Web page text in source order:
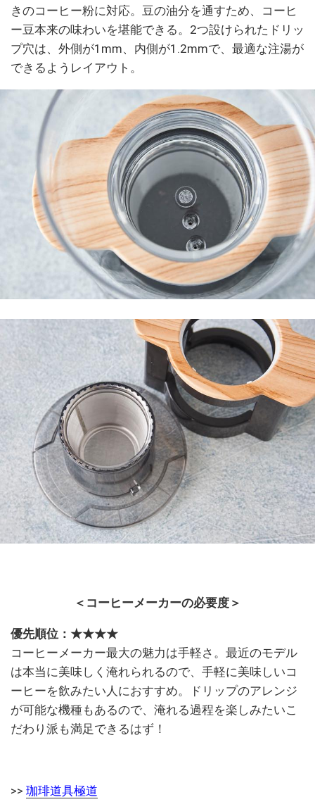
きのコーヒー粉に対応。豆の油分を通すため、コーヒ
ー豆本来の味わいを堪能できる。2つ設けられたドリッ
プ穴は、外側が1mm、内側が1.2mmで、最適な注湯が
できるようレイアウト。
＜コーヒーメーカーの必要度＞
優先順位：★★★★
コーヒーメーカー最大の魅力は手軽さ。最近のモデル
は本当に美味しく淹れられるので、手軽に美味しいコ
ーヒーを飲みたい人におすすめ。ドリップのアレンジ
が可能な機種もあるので、淹れる過程を楽しみたいこ
だわり派も満足できるはず！
>> 珈琲道具極道